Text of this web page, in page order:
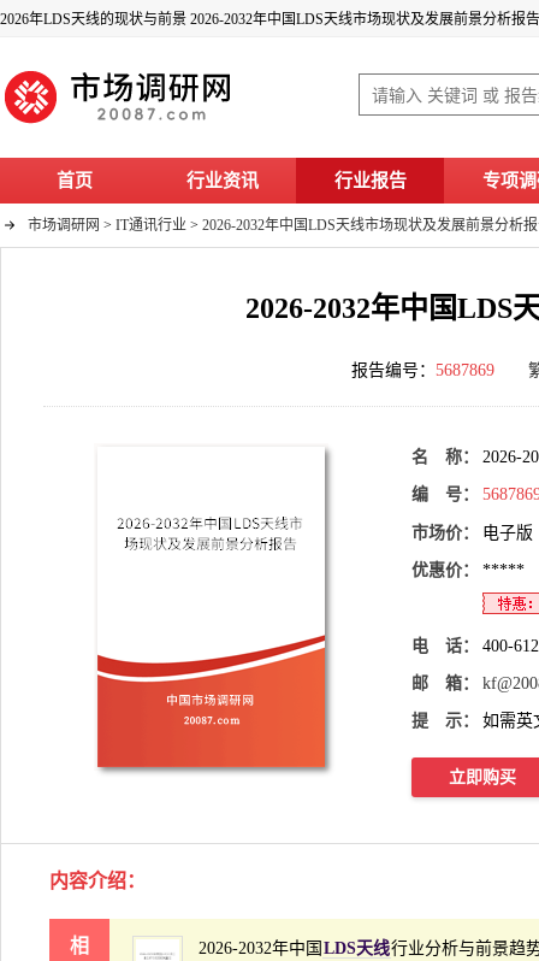
2026年LDS天线的现状与前景 2026-2032年中国LDS天线市场现状及发展前景分析报告
首页 行业资讯 行业报告 专项
市场调研网 > IT通讯行业 > 2026-2032年中国LDS天线市场现状及发展前景分析
2026-2032年中国LDS
报告编号： 5687869
名 称： 2026-
编 号：
市场价： 电子版
优惠价： *****
电 话： 400-
邮 箱：
提 示： 如需英
立即购买
内容介绍：
相
2026-2032年中国 LDS天线行业分析与前景趋